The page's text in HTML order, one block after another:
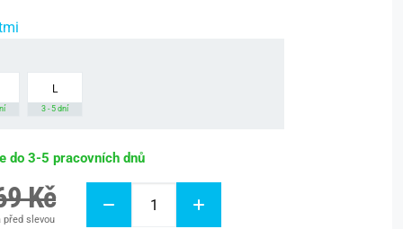
L
3 - 5 dní
do 3-5 pracovních dnů
Kč
před slevou